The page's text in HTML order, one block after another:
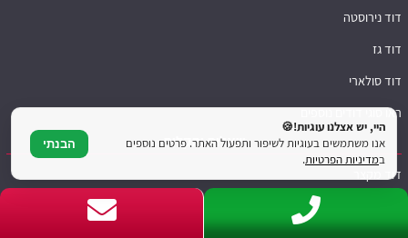
דוד נירוסטה
דוד גז
דוד סולארי
ראו סוגי דודים נוספים
שאלות ותקלות
דוד מקצר
היי, יש אצלנו עוגיות!🍪
אנו משתמשים בעוגיות לשיפור ותפעול האתר. פרטים נוספים
במדיניות הפרטיות.
הבנתי